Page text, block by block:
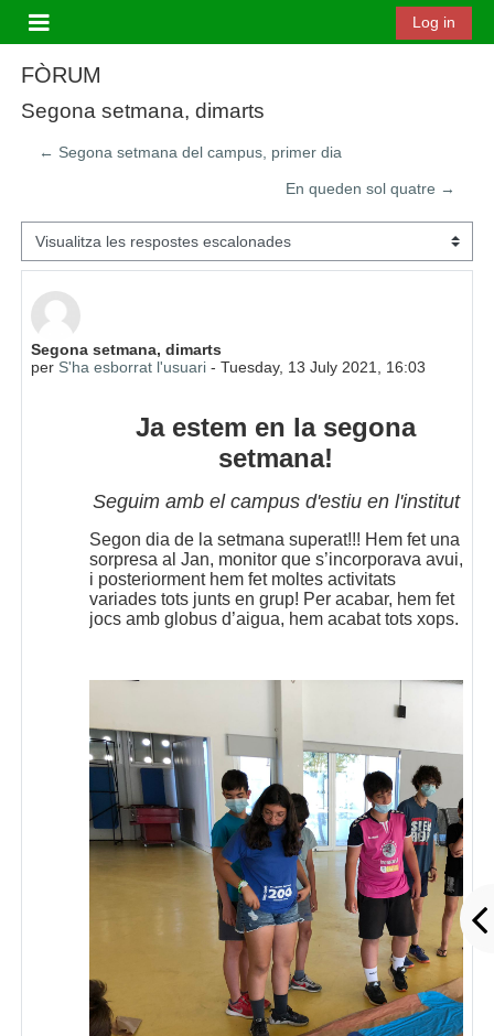
Panell lateral
Log in
FÒRUM
Segona setmana, dimarts
← Segona setmana del campus, primer dia
En queden sol quatre →
Mode de visualització
Segona setmana, dimarts
per S'ha esborrat l'usuari -Tuesday, 13 July 2021, 16:03
Nombre de respostes: 0
Ja estem en la segona
setmana!
Seguim amb el campus d'estiu en l'institut
Segon dia de la setmana superat!!! Hem fet una
sorpresa al Jan, monitor que s’incorporava avui,
i posteriorment hem fet moltes activitats
variades tots junts en grup! Per acabar, hem fet
jocs amb globus d’aigua, hem acabat tots xops.